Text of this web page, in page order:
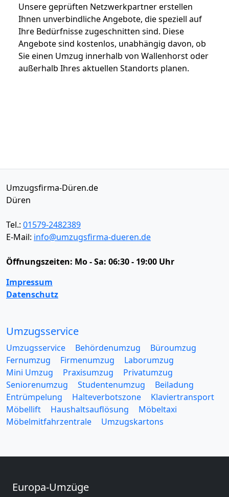
Unsere geprüften Netzwerkpartner erstellen
Ihnen unverbindliche Angebote, die speziell auf
Ihre Bedürfnisse zugeschnitten sind. Diese
Angebote sind kostenlos, unabhängig davon, ob
Sie einen Umzug innerhalb von Wallenhorst oder
außerhalb Ihres aktuellen Standorts planen.
Umzugsfirma-Düren.de
Düren
Tel.: 01579-2482389
E-Mail: info@umzugsfirma-dueren.de
Öffnungszeiten: Mo - Sa: 06:30 - 19:00 Uhr
Impressum
Datenschutz
Umzugsservice
Umzugsservice Behördenumzug
Büroumzug
Fernumzug
Firmenumzug
Laborumzug
Mini Umzug
Praxisumzug
Privatumzug
Seniorenumzug
Studentenumzug
Beiladung
Entrümpelung
Halteverbotszone
Klaviertransport
Möbellift
Haushaltsauflösung
Möbeltaxi
Möbelmitfahrzentrale
Umzugskartons
Europa-Umzüge